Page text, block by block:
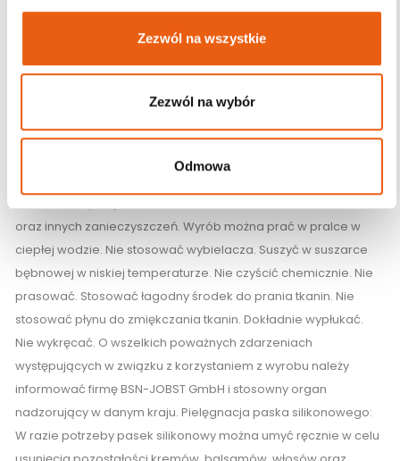
Zezwól na wszystkie
Zezwól na wybór
Odmowa
dokładnie wypłukać wyroby uciskowe. Mokre zawinąć w
ręcznik i wycisnąć nadmiar wody. Nie wykręcać. Nie suszyć
wyrobów uciskowych na grzejniku ani wystawiać ich na
działanie promieni słonecznych. Informacje dotyczące
możliwości korzystania z suszarki bębnowej podano na metce
wyrobu uciskowego. Pielęgnacja taśmy silikonowej: W razie
oraz innych zanieczyszczeń. Wyrób można prać w pralce w
ciepłej wodzie. Nie stosować wybielacza. Suszyć w suszarce
bębnowej w niskiej temperaturze. Nie czyścić chemicznie. Nie
prasować. Stosować łagodny środek do prania tkanin. Nie
stosować płynu do zmiękczania tkanin. Dokładnie wypłukać.
Nie wykręcać. O wszelkich poważnych zdarzeniach
występujących w związku z korzystaniem z wyrobu należy
informować firmę BSN-JOBST GmbH i stosowny organ
nadzorujący w danym kraju. Pielęgnacja paska silikonowego:
W razie potrzeby pasek silikonowy można umyć ręcznie w celu